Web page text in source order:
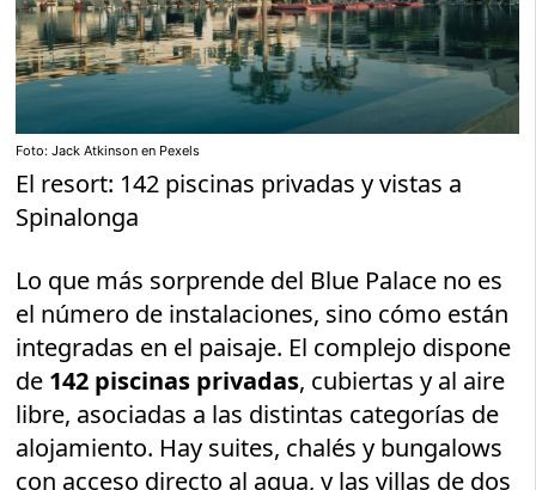
Foto: Jack Atkinson en Pexels
El resort: 142 piscinas privadas y vistas a
Spinalonga
Lo que más sorprende del Blue Palace no es
el número de instalaciones, sino cómo están
integradas en el paisaje. El complejo dispone
de 142 piscinas privadas, cubiertas y al aire
libre, asociadas a las distintas categorías de
alojamiento. Hay suites, chalés y bungalows
con acceso directo al agua, y las villas de dos